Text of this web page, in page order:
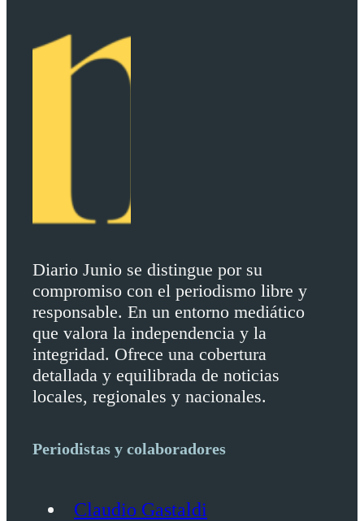
Diario Junio se distingue por su
compromiso con el periodismo libre y
responsable. En un entorno mediático
que valora la independencia y la
integridad. Ofrece una cobertura
detallada y equilibrada de noticias
locales, regionales y nacionales.
Periodistas y colaboradores
Claudio Gastaldi